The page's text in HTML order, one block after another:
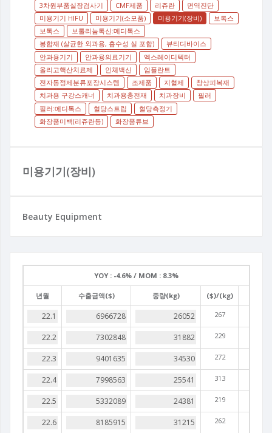
3차원부품실장검사기
CMF제품 리쥬란
면역진단
미용기기 HIFU
미용기기(소모품) 미용기기(장비)
보톡스
보톡스
보툴리눔톡신:메디톡스
봉합재 (살균한 외과용, 흡수성 실 포함)
뷰티디바이스
안과용기기
안과용의료기기
엑스레이디텍터
올리고핵산치료제
인체백신
임플란트
전자동정제분류포장시스템
조제품 지혈제
창상피복재
치과용 구강스캐너
치과용충전재 치과장비
필러
필러:메디톡스
혈당스트립
혈당측정기
화장품미백(리쥬란등)
화장품튜브
미용기기(장비)
Beauty Equipment
YOY : -4.6% / MOM : 8.3%
년월 수출금액($) 중량(kg) ($)/(kg)
267
229
272
313
219
262